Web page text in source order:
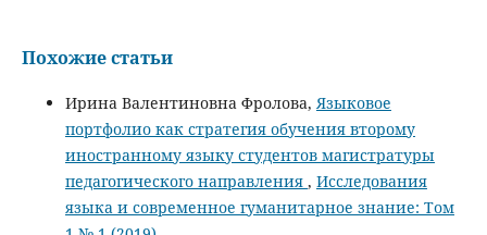
Похожие статьи
Ирина Валентиновна Фролова, Языковое
портфолио как стратегия обучения второму
иностранному языку студентов магистратуры
педагогического направления , Исследования
языка и современное гуманитарное знание: Том